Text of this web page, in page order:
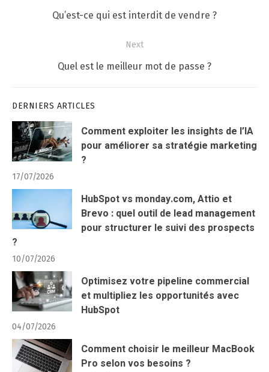
Previous
Qu’est-ce qui est interdit de vendre ?
Next
Next
Quel est le meilleur mot de passe ?
DERNIERS ARTICLES
Comment exploiter les insights de l’IA
pour améliorer sa stratégie marketing
?
17/07/2026
HubSpot vs monday.com, Attio et
Brevo : quel outil de lead management
pour structurer le suivi des prospects
?
10/07/2026
Optimisez votre pipeline commercial
et multipliez les opportunités avec
HubSpot
04/07/2026
Comment choisir le meilleur MacBook
Pro selon vos besoins ?